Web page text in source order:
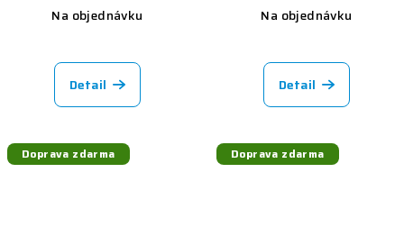
Na objednávku
Detail
Na objednávku
Detail
Doprava zdarma Doprava zdarma